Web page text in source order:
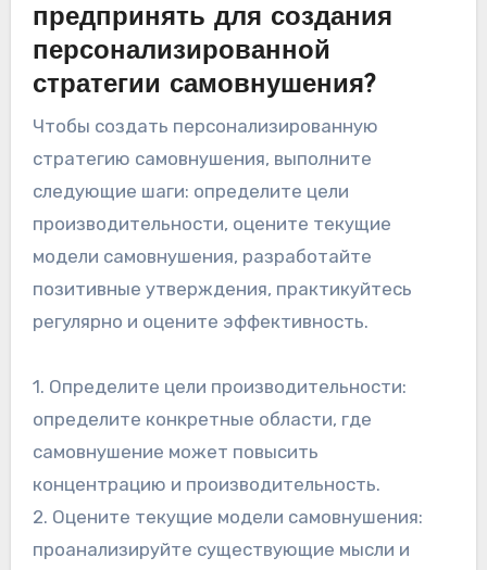
предпринять для создания
персонализированной
стратегии самовнушения?
Чтобы создать персонализированную
стратегию самовнушения, выполните
следующие шаги: определите цели
производительности, оцените текущие
модели самовнушения, разработайте
позитивные утверждения, практикуйтесь
регулярно и оцените эффективность.
1. Определите цели производительности:
определите конкретные области, где
самовнушение может повысить
концентрацию и производительность.
2. Оцените текущие модели самовнушения:
проанализируйте существующие мысли и